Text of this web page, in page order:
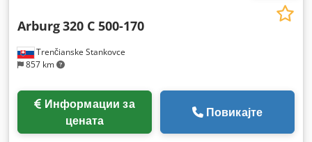
Trenčianske Stankovce
857 km
Arburg320 C 500-170
цената
Повикајте